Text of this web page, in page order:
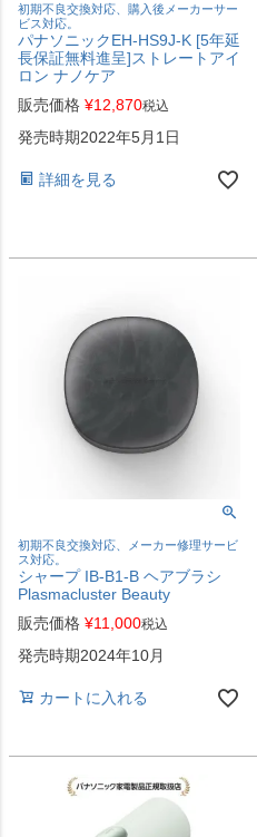
初期不良交換対応、購入後メーカーサー
ビス対応。
パナソニックEH-HS9J-K [5年延
長保証無料進呈]ストレートアイ
ロン ナノケア
販売価格 ¥12,870税込
発売時期2022年5月1日
詳細を見る
初期不良交換対応、メーカー修理サービ
ス対応。
シャープ IB-B1-B ヘアブラシ
Plasmacluster Beauty
販売価格 ¥11,000税込
発売時期2024年10月
カートに入れる